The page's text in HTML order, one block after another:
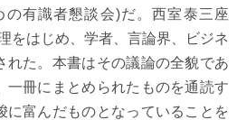
の有識者懇談会)だ。西室泰三座
をはじめ、学者、言論界、ビジネ
れた。本書はその議論の全貌であ
一冊にまとめられたものを通読す
に富んだものとなっていることを